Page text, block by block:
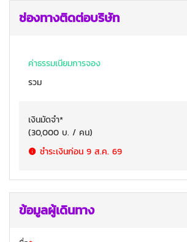
ช่องทางติดต่อบริษัท
ค่าธรรมเนียมการจอง
รวม
เงินมัดจำ*
(30,000 บ. / คน)
ชำระเงินก่อน 9 ส.ค. 69
ข้อมูลผู้เดินทาง